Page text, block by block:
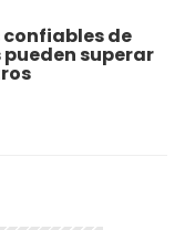
confiables de
superar